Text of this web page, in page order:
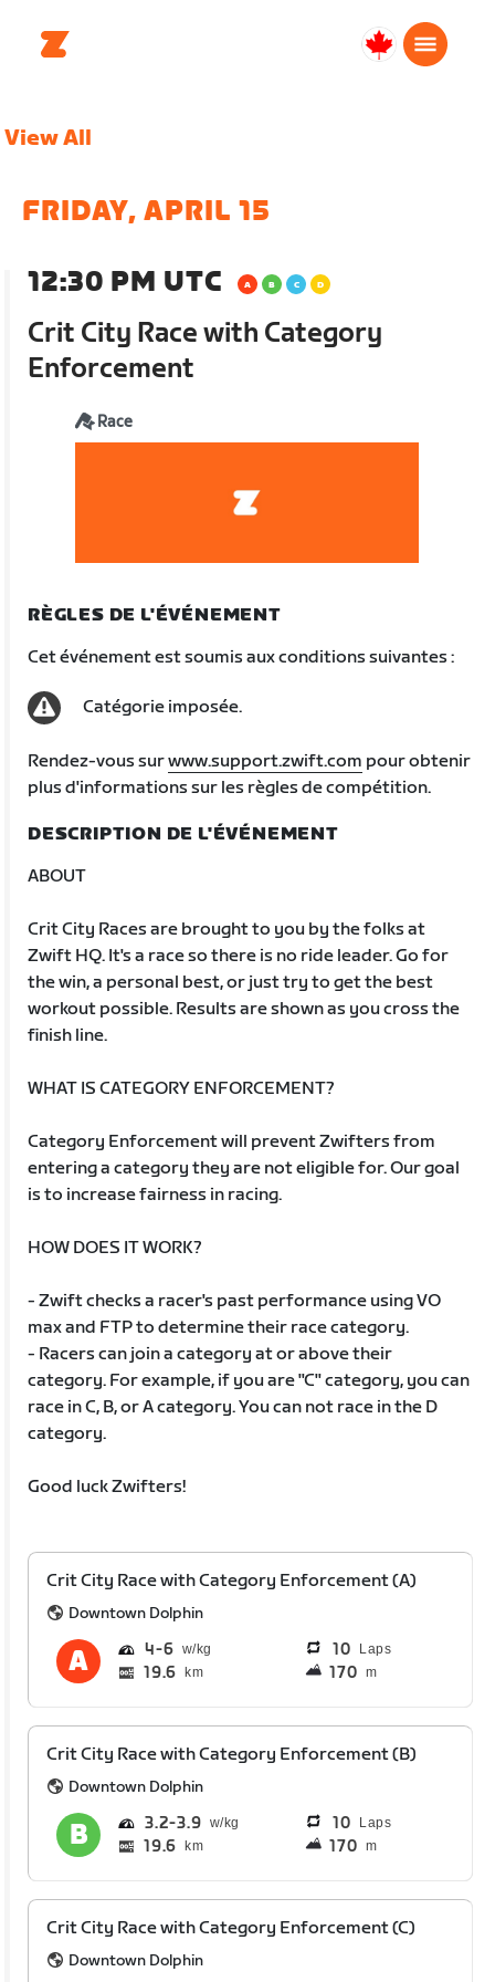
Canada
View All
FRIDAY, APRIL 15
12:30 PM UTC
Crit City Race with Category
Enforcement
Race
RÈGLES DE L'ÉVÉNEMENT
Cet événement est soumis aux conditions suivantes :
Catégorie imposée.
Rendez-vous surwww.support.zwift.com pour obtenir
plus d'informations sur les règles de compétition.
DESCRIPTION DE L'ÉVÉNEMENT
ABOUT
Crit City Races are brought to you by the folks at
Zwift HQ. It's a race so there is no ride leader. Go for
the win, a personal best, or just try to get the best
workout possible. Results are shown as you cross the
finish line.
WHAT IS CATEGORY ENFORCEMENT?
Category Enforcement will prevent Zwifters from
entering a category they are not eligible for. Our goal
is to increase fairness in racing.
HOW DOES IT WORK?
- Zwift checks a racer's past performance using VO
max and FTP to determine their race category.
- Racers can join a category at or above their
category. For example, if you are "C" category, you can
race in C, B, or A category. You can not race in the D
category.
Good luck Zwifters!
Crit City Race with Category Enforcement (A)
Downtown Dolphin
4 6 10 Laps
19.6 km 170 m
Crit City Race with Category Enforcement (B)
Downtown Dolphin
3.2 3.9 10 Laps
19.6 km 170 m
Crit City Race with Category Enforcement (C)
Downtown Dolphin